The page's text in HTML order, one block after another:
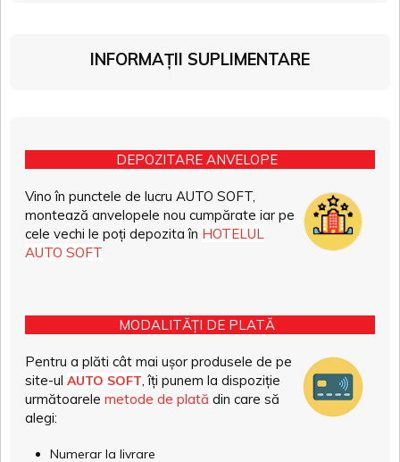
INFORMAȚII SUPLIMENTARE
DEPOZITARE ANVELOPE
Vino în punctele de lucru AUTO SOFT,
montează anvelopele nou cumpărate iar pe
cele vechi le poți depozita în HOTELUL
AUTO SOFT
MODALITĂȚI DE PLATĂ
Pentru a plăti cât mai ușor produsele de pe
site-ul AUTO SOFT , îți punem la dispoziție
următoarele metode de plată din care să
alegi:
Numerar la livrare